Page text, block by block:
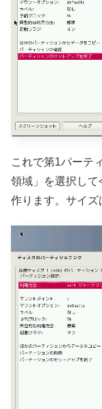
これで第1パーテ
領域」を選択し
作ります。サイズ